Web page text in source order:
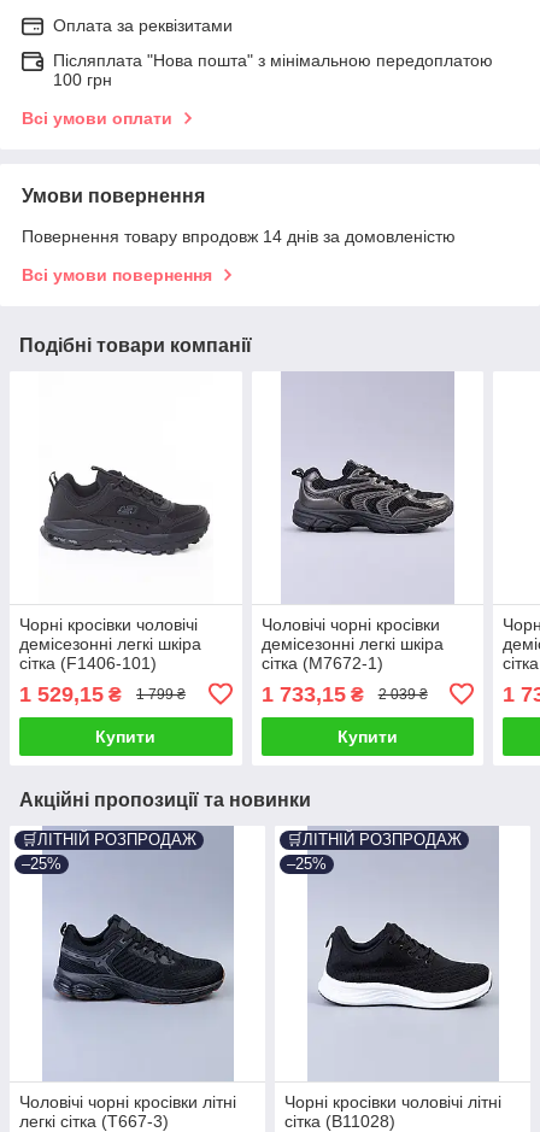
Оплата за реквізитами
Післяплата "Нова пошта" з мінімальною передоплатою
100 грн
Всі умови оплати
Умови повернення
Повернення товару впродовж 14 днів за домовленістю
Всі умови повернення
Подібні товари компанії
Чорні кросівки чоловічі
демісезонні легкі шкіра
сітка (F1406-101)
1 529,15 ₴ 1 799 ₴
Купити
Чоловічі чорні кросівки
демісезонні легкі шкіра
сітка (M7672-1)
1 733,15₴ 2 039 ₴
Купити
1
Акційні пропозиції та новинки
🛒ЛІТНІЙ РОЗПРОДАЖ
–25%
Чоловічі чорні кросівки літні
легкі сітка (T667-3)
🛒ЛІТНІЙ РОЗПРОДАЖ
–25%
Чорні кросівки чоловічі літні
сітка (B11028)